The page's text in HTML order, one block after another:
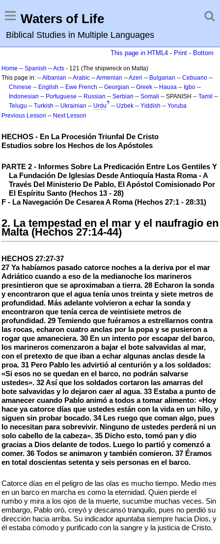
Waters of Life
Biblical Studies in Multiple Languages
This page in HTML4 - Print - Bottom
Home -- Spanish --Acts - 121 (The shipwreck on Malta)
This page in: --Albanian --Arabic --Armenian --Azeri -- Bulgarian -- Cebuano --
Chinese -- English -- Ewe French -- Georgian -- Greek -- Hausa -- Igbo --
Indonesian -- Portuguese -- Russian -- Serbian -- Somali -- SPANISH -- Tamil --
Telugu -- Turkish -- Ukrainian -- Urdu? -- Uzbek -- Yiddish -- Yoruba
Previous Lesson -- Next Lesson
HECHOS - En La Procesión Triunfal De Cristo
Estudios sobre los Hechos de los Apóstoles
PARTE 2 - Informes Sobre La Predicación Entre Los Gentiles Y
La Fundación De Iglesias Desde Antioquía Hasta Roma - A
Través Del Ministerio De Pablo, El Apóstol Comisionado Por
El Espíritu Santo (Hechos 13 - 28)
F - La Navegación De Cesarea A Roma (Hechos 27:1 - 28:31)
2. La tempestad en el mar y el naufragio en
Malta (Hechos 27:14-44)
HECHOS 27:27-37
27 Ya habíamos pasado catorce noches a la deriva por el mar
Adriático cuando a eso de la medianoche los marineros
presintieron que se aproximaban a tierra. 28 Echaron la sonda
y encontraron que el agua tenía unos treinta y siete metros de
profundidad. Más adelante volvieron a echar la sonda y
encontraron que tenía cerca de veintisiete metros de
profundidad. 29 Temiendo que fuéramos a estrellarnos contra
las rocas, echaron cuatro anclas por la popa y se pusieron a
rogar que amaneciera. 30 En un intento por escapar del barco,
los marineros comenzaron a bajar el bote salvavidas al mar,
con el pretexto de que iban a echar algunas anclas desde la
proa. 31 Pero Pablo les advirtió al centurión y a los soldados:
«Si esos no se quedan en el barco, no podrán salvarse
ustedes». 32 Así que los soldados cortaron las amarras del
bote salvavidas y lo dejaron caer al agua. 33 Estaba a punto de
amanecer cuando Pablo animó a todos a tomar alimento: «Hoy
hace ya catorce días que ustedes están con la vida en un hilo, y
siguen sin probar bocado. 34 Les ruego que coman algo, pues
lo necesitan para sobrevivir. Ninguno de ustedes perderá ni un
solo cabello de la cabeza». 35 Dicho esto, tomó pan y dio
gracias a Dios delante de todos. Luego lo partió y comenzó a
comer. 36 Todos se animaron y también comieron. 37 Éramos
en total doscientas setenta y seis personas en el barco.
Catorce días en el peligro de las olas es mucho tiempo. Medio mes
en un barco en marcha es como la eternidad. Quien pierde el
rumbo y mira a los ojos de la muerte, sucumbe muchas veces. Sin
embargo, Pablo oró, creyó y descansó tranquilo, pues no perdió su
dirección hacia arriba. Su indicador apuntaba siempre hacia Dios, y
él estaba cómodo y purificado con la sangre y la justicia de Cristo.